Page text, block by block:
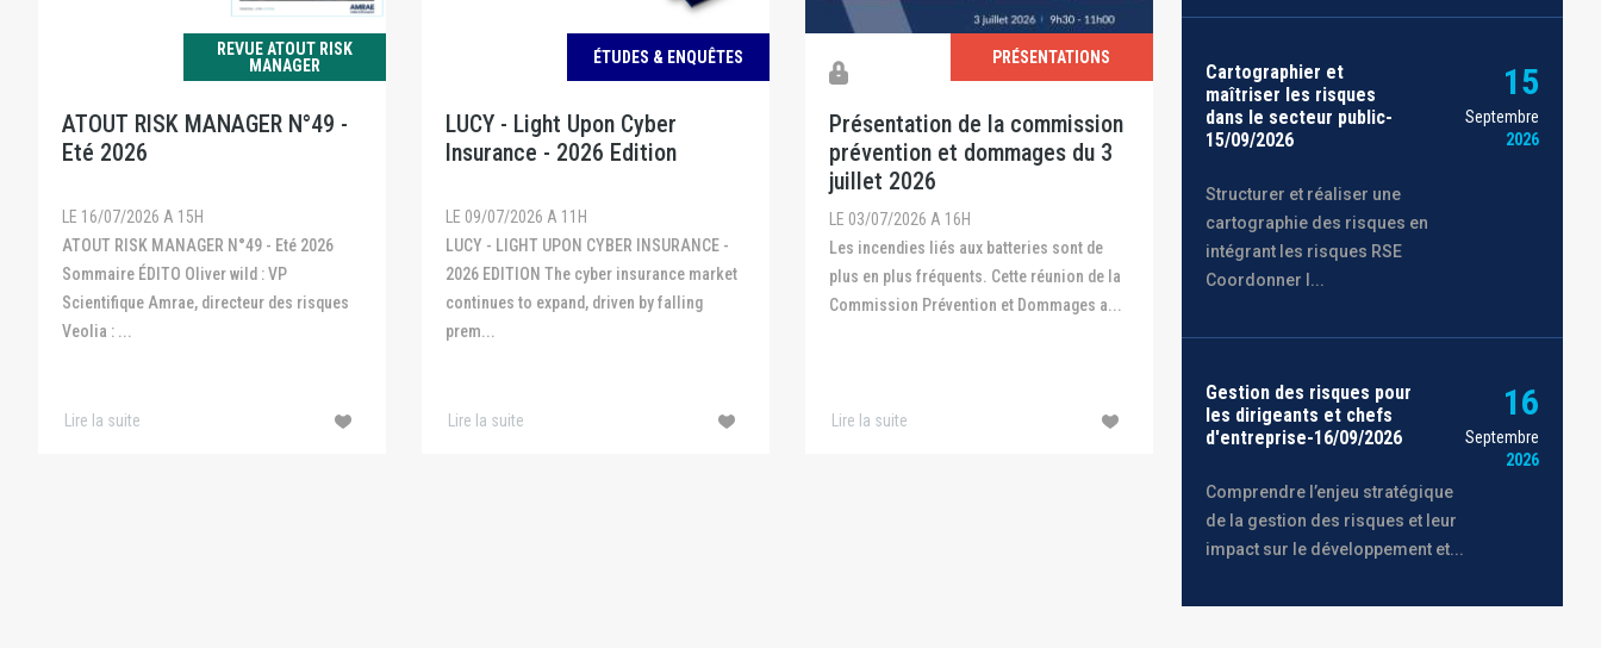
REVUE ATOUT RISK
MANAGER
ATOUT RISK MANAGER N°49 -
Eté 2026
LE 16/07/2026 A 15H
ATOUT RISK MANAGER N°49 - Eté 2026
Sommaire ÉDITO Oliver wild : VP
Scientifique Amrae, directeur des risques
Veolia : ...
Lire la suite
ÉTUDES & ENQUÊTES
LUCY - Light Upon Cyber
Insurance - 2026 Edition
LE 09/07/2026 A 11H
LUCY - LIGHT UPON CYBER INSURANCE -
2026 EDITION The cyber insurance market
continues to expand, driven by falling
prem...
Lire la suite
PRÉSENTATIONS
Présentation de la commission
prévention et dommages du 3
juillet 2026
LE 03/07/2026 A 16H
Les incendies liés aux batteries sont de
plus en plus fréquents. Cette réunion de la
Commission Prévention et Dommages a...
Lire la suite
Cartographier et
maîtriser les risques
dans le secteur public-
15/09/2026
Structurer et réaliser une
cartographie des risques en
intégrant les risques RSE
Coordonner l...
15
Septembre
2026
Gestion des risques pour
les dirigeants et chefs
d'entreprise-16/09/2026
Comprendre l’enjeu stratégique
de la gestion des risques et leur
impact sur le développement et...
16
Septembre
2026